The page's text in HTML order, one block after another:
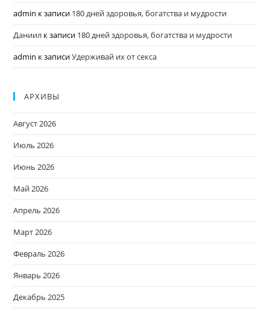
admin к записи 180 дней здоровья, богатства и мудрости
Даниил к записи 180 дней здоровья, богатства и мудрости
admin к записиУдерживай их от секса
АРХИВЫ
Август 2026
Июль 2026
Июнь 2026
Май 2026
Апрель 2026
Март 2026
Февраль 2026
Январь 2026
Декабрь 2025